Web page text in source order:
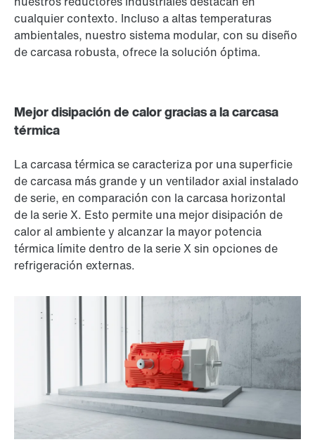
cualquier contexto. Incluso a altas temperaturas
ambientales, nuestro sistema modular, con su diseño
de carcasa robusta, ofrece la solución óptima.
Mejor disipación de calor gracias a la carcasa
térmica
La carcasa térmica se caracteriza por una superficie
de carcasa más grande y un ventilador axial instalado
de serie, en comparación con la carcasa horizontal
de la serie X. Esto permite una mejor disipación de
calor al ambiente y alcanzar la mayor potencia
térmica límite dentro de la serie X sin opciones de
refrigeración externas.